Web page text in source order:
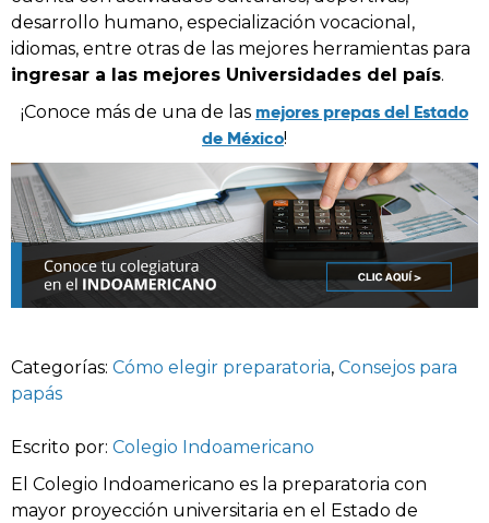
desarrollo humano, especialización vocacional,
idiomas, entre otras de las mejores herramientas para
ingresar a las mejores Universidades del país.
¡Conoce más de una de las mejores prepas del Estado
de México!
Categorías: Cómo elegir preparatoria, Consejos para
papás
Escrito por: Colegio Indoamericano
El Colegio Indoamericano es la preparatoria con
mayor proyección universitaria en el Estado de